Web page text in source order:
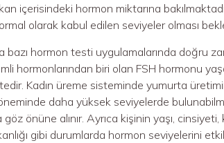
içerisindeki hormon miktarına
olarak kabul edilen seviyeler olması
bazı hormon testi uygulamalarında doğru
hormonlarından biri olan FSH hormonu
Kadın üreme sisteminde yumurta
daha yüksek seviyelerde
önüne alınır. Ayrıca kişinin yaşı,
gibi durumlarda hormon seviyelerini